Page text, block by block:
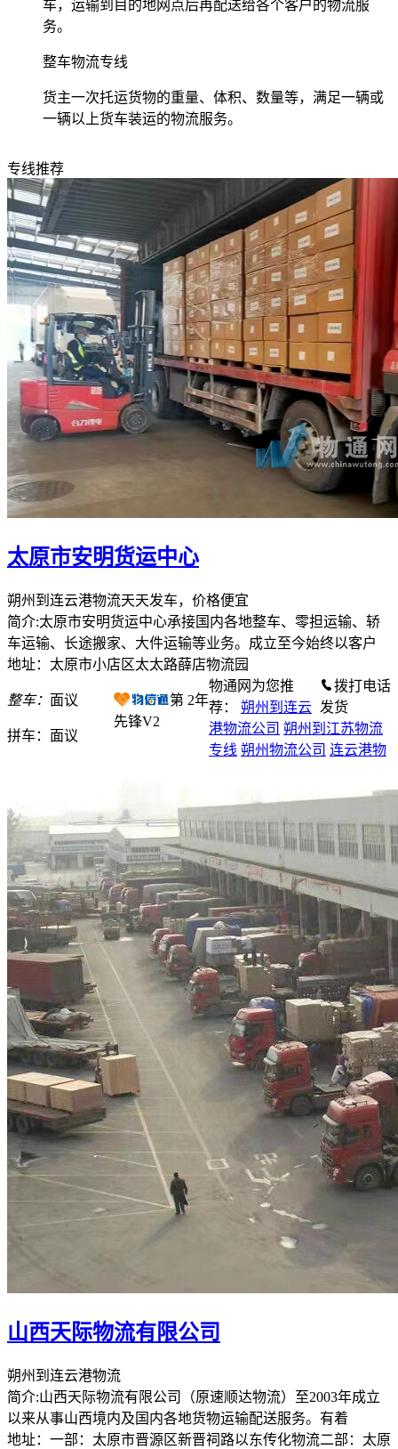
车，运输到目的地网点后再配送给各个客户的物流服
务。
整车物流专线
货主一次托运货物的重量、体积、数量等，满足一辆或
一辆以上货车装运的物流服务。
专线推荐
太原市安明货运中心
朔州到连云港物流天天发车，价格便宜
简介:太原市安明货运中心承接国内各地整车、零担运输、轿
车运输、长途搬家、大件运输等业务。成立至今始终以客户
地址：太原市小店区太太路薛店物流园
整车： 面议
拼车： 面议
第 2年
先锋V2
拨打电话
发货
山西天际物流有限公司
朔州到连云港物流
简介:山西天际物流有限公司（原速顺达物流）至2003年成立
以来从事山西境内及国内各地货物运输配送服务。有着
地址：一部：太原市晋源区新晋祠路以东传化物流二部：太原
物通网为您推
荐：
朔州到连云
港物流公司 朔州到江苏物流
专线 朔州物流公司 连云港物